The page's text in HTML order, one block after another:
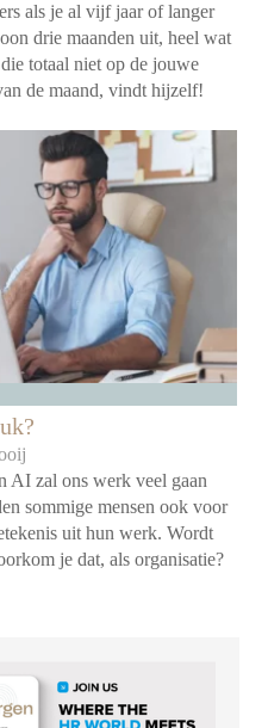
als je al vijf jaar of langer
drie maanden uit, heel wat
totaal niet op de jouwe
de maand, vindt hijzelf!
AI zal ons werk veel gaan
sommige mensen ook voor
uit hun werk. Wordt
je dat, als organisatie?